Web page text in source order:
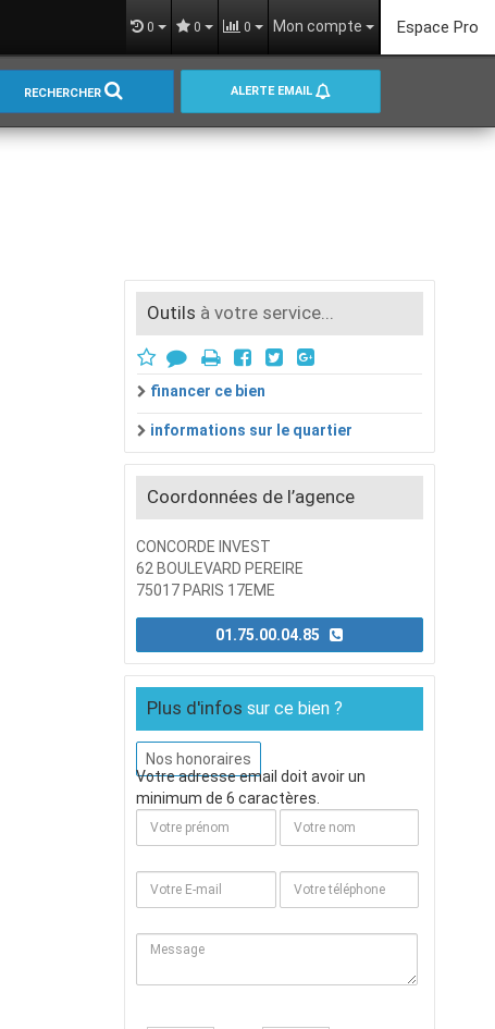
0 0 0 Mon compte Espace Pro
RECHERCHER ALERTE EMAIL
Outils à votre service...
financer ce bien
informations sur le quartier
Coordonnées de l’agence
CONCORDE INVEST
62 BOULEVARD PEREIRE
75017 PARIS 17EME
01.75.00.04.85
Plus d'infos sur ce bien ?
Nos honoraires
Votre adresse email doit avoir un
minimum de 6 caractères.